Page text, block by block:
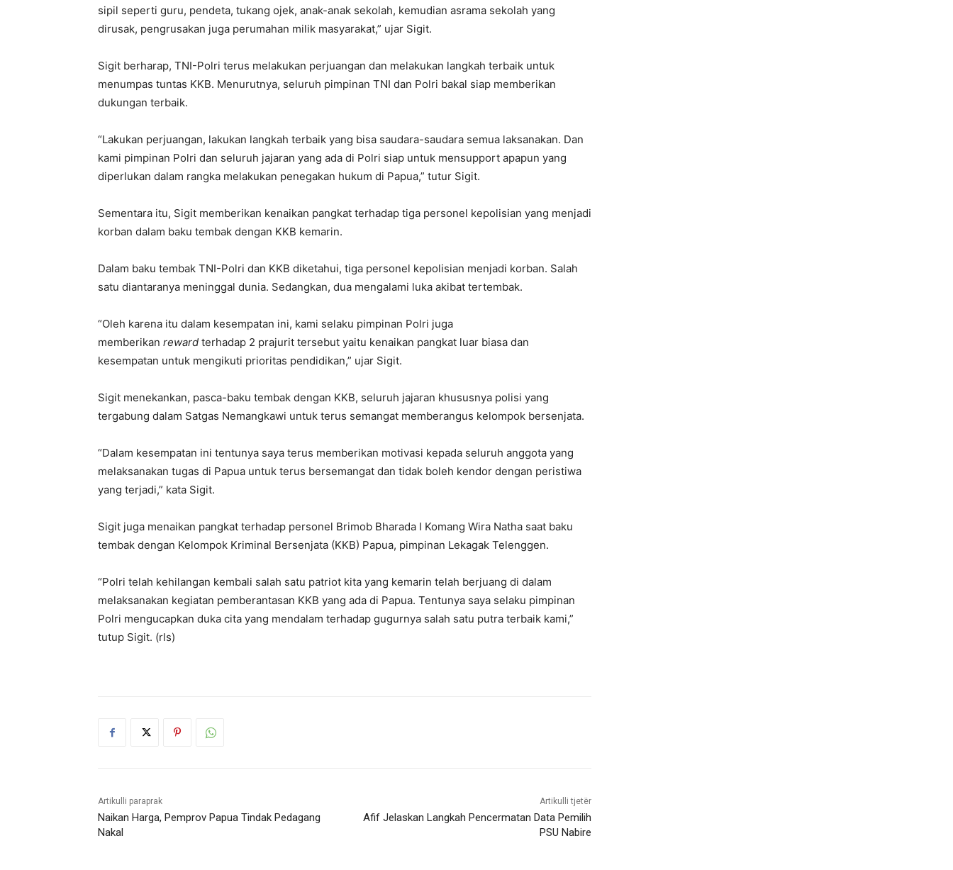
sipil seperti guru, pendeta, tukang ojek, anak-anak sekolah, kemudian asrama sekolah yang
dirusak, pengrusakan juga perumahan milik masyarakat,” ujar Sigit.
Sigit berharap, TNI-Polri terus melakukan perjuangan dan melakukan langkah terbaik untuk
menumpas tuntas KKB. Menurutnya, seluruh pimpinan TNI dan Polri bakal siap memberikan
dukungan terbaik.
“Lakukan perjuangan, lakukan langkah terbaik yang bisa saudara-saudara semua laksanakan. Dan
kami pimpinan Polri dan seluruh jajaran yang ada di Polri siap untuk mensupport apapun yang
diperlukan dalam rangka melakukan penegakan hukum di Papua,” tutur Sigit.
Sementara itu, Sigit memberikan kenaikan pangkat terhadap tiga personel kepolisian yang menjadi
korban dalam baku tembak dengan KKB kemarin.
Dalam baku tembak TNI-Polri dan KKB diketahui, tiga personel kepolisian menjadi korban. Salah
satu diantaranya meninggal dunia. Sedangkan, dua mengalami luka akibat tertembak.
“Oleh karena itu dalam kesempatan ini, kami selaku pimpinan Polri juga
memberikan reward terhadap 2 prajurit tersebut yaitu kenaikan pangkat luar biasa dan
kesempatan untuk mengikuti prioritas pendidikan,” ujar Sigit.
Sigit menekankan, pasca-baku tembak dengan KKB, seluruh jajaran khususnya polisi yang
tergabung dalam Satgas Nemangkawi untuk terus semangat memberangus kelompok bersenjata.
“Dalam kesempatan ini tentunya saya terus memberikan motivasi kepada seluruh anggota yang
melaksanakan tugas di Papua untuk terus bersemangat dan tidak boleh kendor dengan peristiwa
yang terjadi,” kata Sigit.
Sigit juga menaikan pangkat terhadap personel Brimob Bharada I Komang Wira Natha saat baku
tembak dengan Kelompok Kriminal Bersenjata (KKB) Papua, pimpinan Lekagak Telenggen.
“Polri telah kehilangan kembali salah satu patriot kita yang kemarin telah berjuang di dalam
melaksanakan kegiatan pemberantasan KKB yang ada di Papua. Tentunya saya selaku pimpinan
Polri mengucapkan duka cita yang mendalam terhadap gugurnya salah satu putra terbaik kami,”
tutup Sigit. (rls)
Artikulli paraprak
Naikan Harga, Pemprov Papua Tindak Pedagang
Nakal
Artikulli tjetër
Afif Jelaskan Langkah Pencermatan Data Pemilih
PSU Nabire